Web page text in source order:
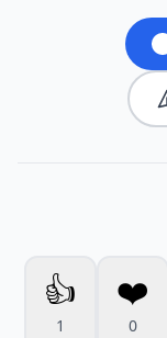
👍
1
❤️
0